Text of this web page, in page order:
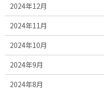
2024年12月
2024年11月
2024年10月
2024年9月
2024年8月